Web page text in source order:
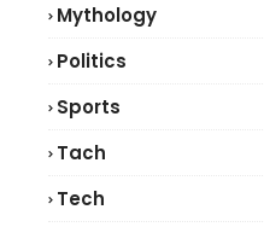
Mythology
Politics
Sports
Tach
Tech